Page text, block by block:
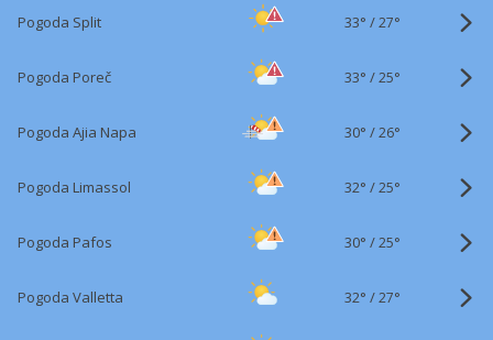
Pogoda Split 33° /27°
Pogoda Poreč 33° /25°
Pogoda Ajia Napa 30° /26°
Pogoda Limassol 32° /25°
Pogoda Pafos 30° /25°
Pogoda Valletta 32° /27°